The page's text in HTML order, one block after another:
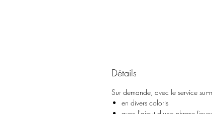
Détails
Sur demande, avec le service sur-
en divers coloris